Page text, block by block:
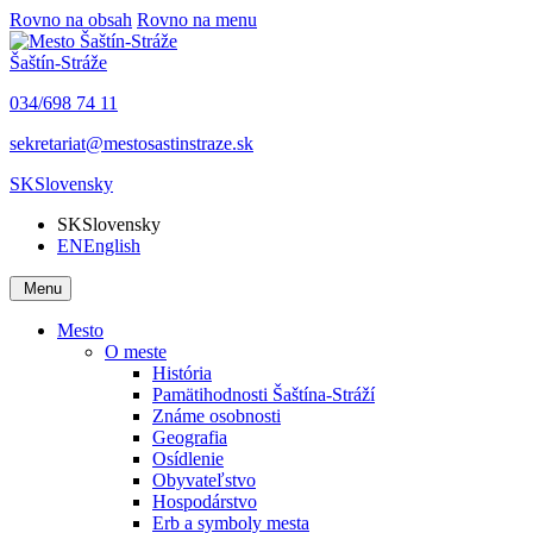
Rovno na obsah Rovno na menu
Šaštín-Stráže
034/698 74 11
sekretariat@mestosastinstraze.sk
SKSlovensky
SKSlovensky
ENEnglish
Menu
Mesto
O meste
História
Pamätihodnosti Šaštína-Stráží
Známe osobnosti
Geografia
Osídlenie
Obyvateľstvo
Hospodárstvo
Erb a symboly mesta